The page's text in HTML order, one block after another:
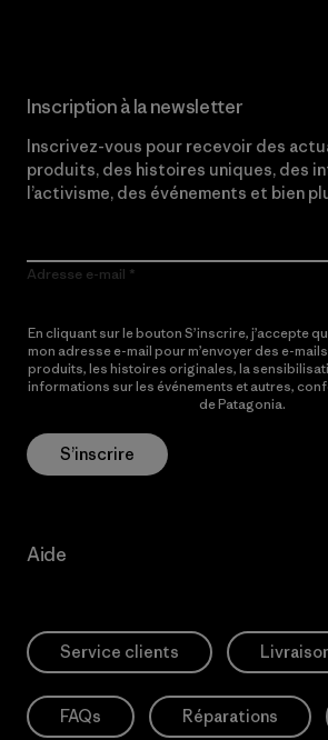
Inscription à la newsletter
Inscrivez-vous pour recevoir des
produits, des histoires uniques, des
l’activisme, des événements et bien
Adresse e-mail
En cliquant sur le bouton S’inscrire, j’accepte
mon adresse e-mail pour m’envoyer des e-
produits, les histoires originales, la
informations sur les événements et autres,
de Patagonia.
S’inscrire
Aide
Service clients
FAQs Réparations